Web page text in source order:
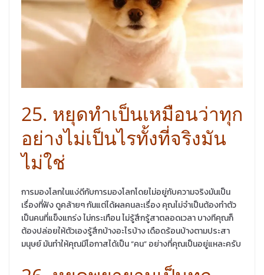
25. หยุดทำเป็นเหมือนว่าทุก
อย่างไม่เป็นไรทั้งที่จริงมัน
ไม่ใช่
การมองโลกในแง่ดีกับการมองโลกโดยไม่อยู่กับความจริงมันเป็น
เรื่องที่ฟัง ดูคล้ายๆ กันแต่ได้ผลคนละเรื่อง คุณไม่จำเป็นต้องทำตัว
เป็นคนที่แข็งแกร่ง ไม่กระเทือน ไม่รู้สึกรู้สาตลอดเวลา บางทีคุณก็
ต้องปล่อยให้ตัวเองรู้สึกบ้างอะไรบ้าง เดือดร้อนบ้างตามประสา
มนุษย์ มันทำให้คุณมีโอกาสได้เป็น​ “คน” อย่างที่คุณเป็นอยู่แหละครับ